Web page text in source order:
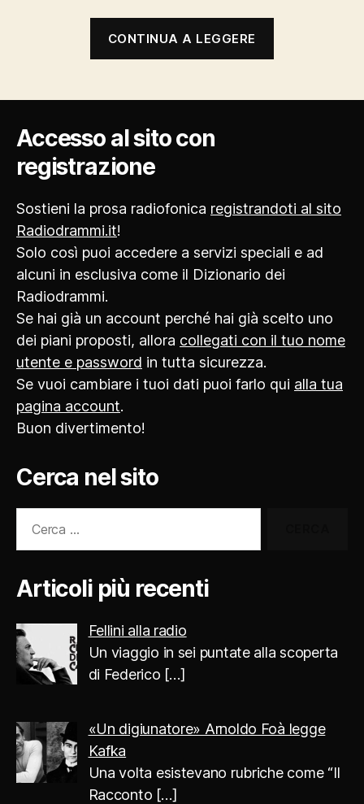
CONTINUA A LEGGERE
Accesso al sito con
registrazione
Sostieni la prosa radiofonica registrandoti al sito
Radiodrammi.it!
Solo così puoi accedere a servizi speciali e ad
alcuni in esclusiva come il Dizionario dei
Radiodrammi.
Se hai già un account perché hai già scelto uno
dei piani proposti, allora collegati con il tuo nome
utente e password in tutta sicurezza.
Se vuoi cambiare i tuoi dati puoi farlo qui alla tua
pagina account.
Buon divertimento!
Cerca nel sito
Articoli più recenti
Fellini alla radio
Un viaggio in sei puntate alla scoperta
di Federico […]
«Un digiunatore» Arnoldo Foà legge
Kafka
Una volta esistevano rubriche come “Il
Racconto […]